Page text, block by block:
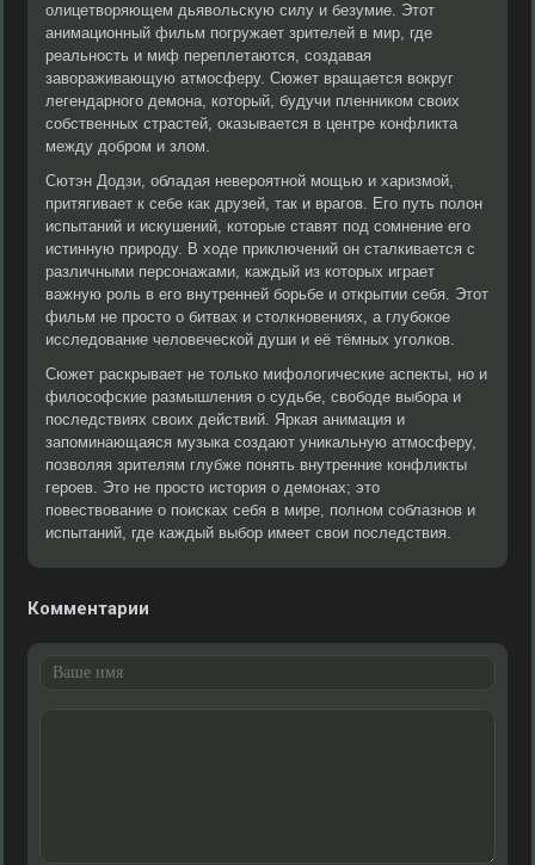
олицетворяющем дьявольскую силу и безумие. Этот
анимационный фильм погружает зрителей в мир, где
реальность и миф переплетаются, создавая
завораживающую атмосферу. Сюжет вращается вокруг
легендарного демона, который, будучи пленником своих
собственных страстей, оказывается в центре конфликта
между добром и злом.
Сютэн Додзи, обладая невероятной мощью и харизмой,
притягивает к себе как друзей, так и врагов. Его путь полон
испытаний и искушений, которые ставят под сомнение его
истинную природу. В ходе приключений он сталкивается с
различными персонажами, каждый из которых играет
важную роль в его внутренней борьбе и открытии себя. Этот
фильм не просто о битвах и столкновениях, а глубокое
исследование человеческой души и её тёмных уголков.
Сюжет раскрывает не только мифологические аспекты, но и
философские размышления о судьбе, свободе выбора и
последствиях своих действий. Яркая анимация и
запоминающаяся музыка создают уникальную атмосферу,
позволяя зрителям глубже понять внутренние конфликты
героев. Это не просто история о демонах; это
повествование о поисках себя в мире, полном соблазнов и
испытаний, где каждый выбор имеет свои последствия.
Комментарии